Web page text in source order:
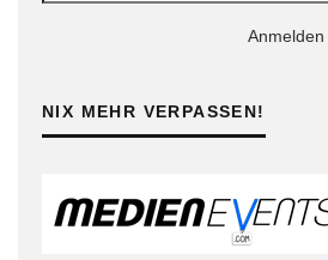
Anmelden
NIX MEHR VERPASSEN!